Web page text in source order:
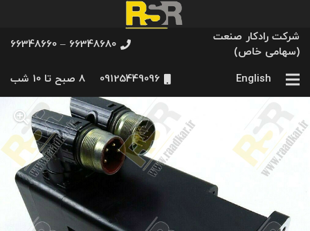
شرکت رادکار صنعت
(سهامی خاص)
66348680 – 66348660
English
09125449096 8 صبح تا 10 شب